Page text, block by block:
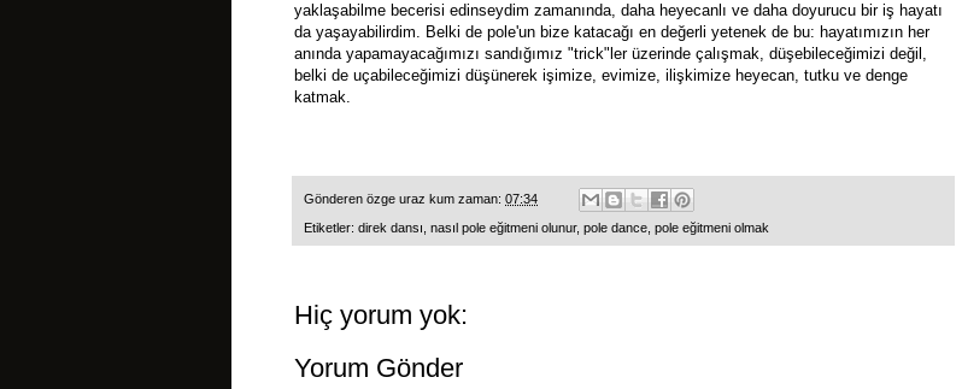
yaklaşabilme becerisi edinseydim zamanında, daha heyecanlı ve daha doyurucu bir iş hayatı
da yaşayabilirdim. Belki de pole'un bize katacağı en değerli yetenek de bu: hayatımızın her
anında yapamayacağımızı sandığımız "trick"ler üzerinde çalışmak, düşebileceğimizi değil,
belki de uçabileceğimizi düşünerek işimize, evimize, ilişkimize heyecan, tutku ve denge
katmak.
Gönderen özge uraz kum zaman: 07:34
Etiketler: direk dansı, nasıl pole eğitmeni olunur, pole dance, pole eğitmeni olmak
Hiç yorum yok:
Yorum Gönder